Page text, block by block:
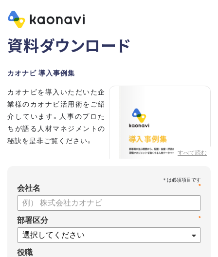
資料ダウンロード
カオナビ 導入事例集
すべて読む
カオナビを導入いただいた企
業様のカオナビ活用術をご紹
介しています。人事のプロた
ちが語る人材マネジメントの
秘訣を是非ご覧ください。
*
会社名
*
部署区分
役職